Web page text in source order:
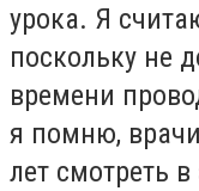
урока. Я
поскольку не
времени
я помню,
лет смотреть